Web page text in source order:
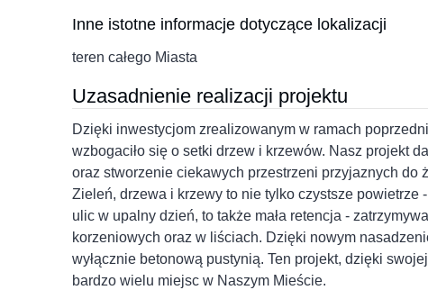
Inne istotne informacje dotyczące lokalizacji
teren całego Miasta
Uzasadnienie realizacji projektu
Dzięki inwestycjom zrealizowanym w ramach
wzbogaciło się o setki drzew i krzewów. Nasz projekt
oraz stworzenie ciekawych przestrzeni przyjaznych do
Zieleń, drzewa i krzewy to nie tylko czystsze
ulic w upalny dzień, to także mała retencja -
korzeniowych oraz w liściach. Dzięki nowym
wyłącznie betonową pustynią. Ten projekt, dzięki
bardzo wielu miejsc w Naszym Mieście.